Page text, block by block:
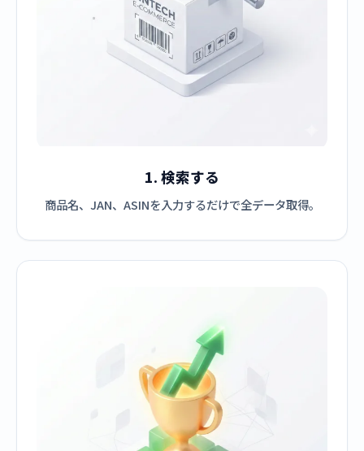
1. 検索する
商品名、JAN、ASINを入力するだけで全データ取得。